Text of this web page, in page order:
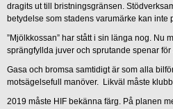
dragits ut till bristningsgränsen.
betydelse som stadens varumärke kan inte
”Mjölkkossan” har stått i sin länga nog. Nu
sprängfyllda juver och sprutande spenar
Gasa och bromsa samtidigt är som alla
motsägelsefull manöver. Likväl måste
2019 måste HIF bekänna färg. På planen